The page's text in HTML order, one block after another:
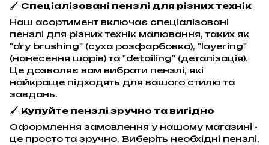
🖌️ Спеціалізовані пензлі для різних технік
Наш асортимент включає спеціалізовані
пензлі для різних технік малювання, таких як
"dry brushing" (суха розфарбовка), "layering"
(нанесення шарів) та "detailing" (деталізація).
Це дозволяє вам вибрати пензлі, які
найкраще підходять для вашого стилю та
завдань.
🖌️ Купуйте пензлі зручно та вигідно
Оформлення замовлення у нашому магазині -
це просто та зручно. Виберіть необхідні пензлі,